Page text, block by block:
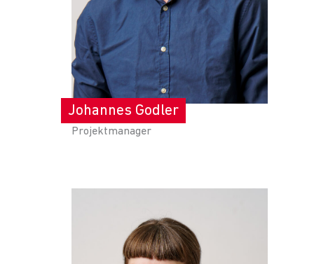
Johannes Godler
Projektmanager